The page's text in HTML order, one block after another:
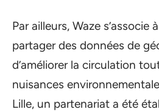
Par ailleurs, Waze s’associe
partager des données de
d’améliorer la circulation
nuisances
Lille, un partenariat a été